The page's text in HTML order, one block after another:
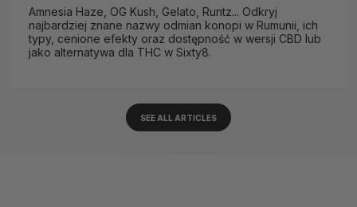
Amnesia Haze, OG Kush, Gelato, Runtz... Odkryj
najbardziej znane nazwy odmian konopi w Rumunii, ich
typy, cenione efekty oraz dostępność w wersji CBD lub
jako alternatywa dla THC w Sixty8.
SEE ALL ARTICLES